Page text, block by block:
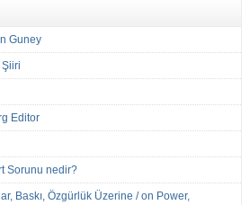
Guney
Editor
Sorunu nedir?
Baskı, Özgürlük Üzerine / on Power,